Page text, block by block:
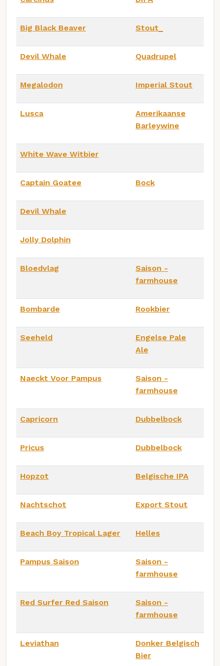
Big Black Beaver Stout_
Devil Whale Quadrupel
Megalodon Imperial Stout
Lusca
Amerikaanse
Barleywine
White Wave Witbier
Captain Goatee Bock
Devil Whale
Jolly Dolphin
Bloedvlag
Saison -
farmhouse
Bombarde Rookbier
Seeheld
Engelse Pale
Ale
Naeckt Voor Pampus
Saison -
farmhouse
Capricorn Dubbelbock
Pricus Dubbelbock
Hopzot Belgische IPA
Nachtschot Export Stout
Beach Boy Tropical Lager Helles
Pampus Saison
Saison -
farmhouse
Red Surfer Red Saison
Saison -
farmhouse
Leviathan
Donker Belgisch
Bier